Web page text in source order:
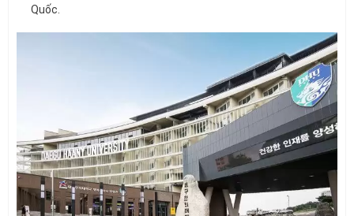
Quốc.